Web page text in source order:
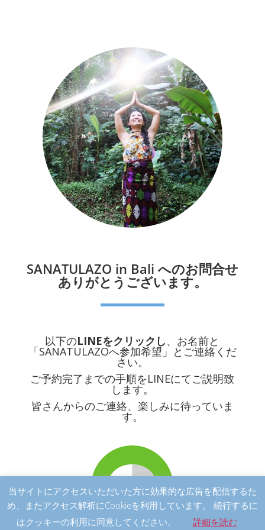
SANATULAZO in Bali へのお問合せ
ありがとうございます。
以下のLINEをクリックし、お名前と
「SANATULAZOへ参加希望」とご連絡くだ
さい。
ご予約完了までの手順をLINEにてご説明致
します。
皆さんからのご連絡、楽しみに待っていま
す。
当サイトにアクセスいただいた方に効果的な広告を配信するた
め、またアクセス解析にCookieを利用しています。 続行するに
はクッキーの利用に同意してください。.
詳細を読む